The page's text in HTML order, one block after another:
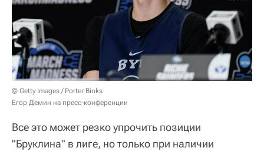
© Getty Images / Porter Binks
Егор Демин на пресс-конференции
Все это может резко упрочить позиции
"Бруклина" в лиге, но только при наличии